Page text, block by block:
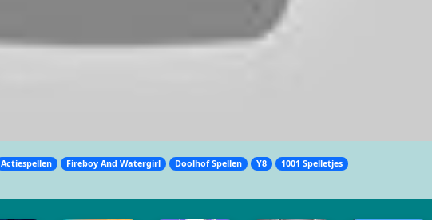
Actiespellen Fireboy And Watergirl Doolhof Spellen Y8 1001 Spelletjes